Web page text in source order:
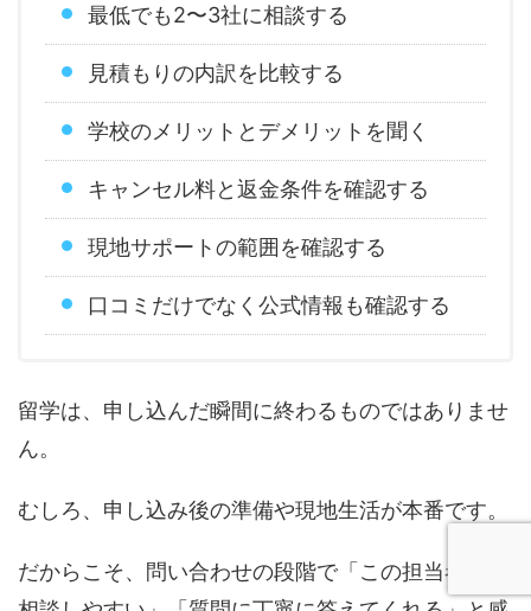
最低でも2〜3社に相談する
見積もりの内訳を比較する
学校のメリットとデメリットを聞く
キャンセル料と返金条件を確認する
現地サポートの範囲を確認する
口コミだけでなく公式情報も確認する
留学は、申し込んだ瞬間に終わるものではありませ
ん。
むしろ、申し込み後の準備や現地生活が本番です。
だからこそ、問い合わせの段階で「この担当者なら